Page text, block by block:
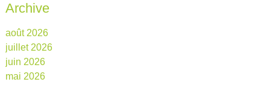
Archive
août 2026
juillet 2026
juin 2026
mai 2026